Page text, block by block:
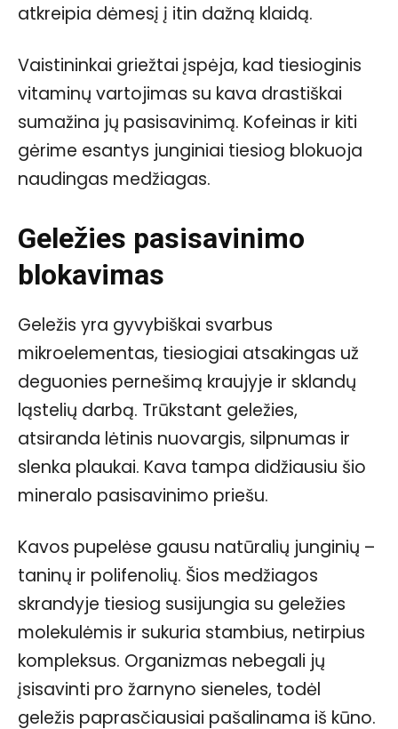
atkreipia dėmesį į itin dažną klaidą.
Vaistininkai griežtai įspėja, kad tiesioginis
vitaminų vartojimas su kava drastiškai
sumažina jų pasisavinimą. Kofeinas ir kiti
gėrime esantys junginiai tiesiog blokuoja
naudingas medžiagas.
Geležies pasisavinimo
blokavimas
Geležis yra gyvybiškai svarbus
mikroelementas, tiesiogiai atsakingas už
deguonies pernešimą kraujyje ir sklandų
ląstelių darbą. Trūkstant geležies,
atsiranda lėtinis nuovargis, silpnumas ir
slenka plaukai. Kava tampa didžiausiu šio
mineralo pasisavinimo priešu.
Kavos pupelėse gausu natūralių junginių –
taninų ir polifenolių. Šios medžiagos
skrandyje tiesiog susijungia su geležies
molekulėmis ir sukuria stambius, netirpius
kompleksus. Organizmas nebegali jų
įsisavinti pro žarnyno sieneles, todėl
geležis paprasčiausiai pašalinama iš kūno.